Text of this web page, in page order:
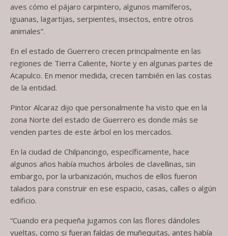
aves cómo el pájaro carpintero, algunos mamíferos,
iguanas, lagartijas, serpientes, insectos, entre otros
animales”.
En el estado de Guerrero crecen principalmente en las
regiones de Tierra Caliente, Norte y en algunas partes de
Acapulco. En menor medida, crecen también en las costas
de la entidad.
Pintor Alcaraz dijo que personalmente ha visto que en la
zona Norte del estado de Guerrero es donde más se
venden partes de este árbol en los mercados.
En la ciudad de Chilpancingo, específicamente, hace
algunos años había muchos árboles de clavellinas, sin
embargo, por la urbanización, muchos de ellos fueron
talados para construir en ese espacio, casas, calles o algún
edificio.
“Cuando era pequeña jugamos con las flores dándoles
vueltas, como si fueran faldas de muñequitas, antes había